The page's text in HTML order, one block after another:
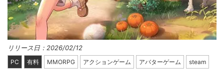
リリース日：2026/02/12
PC 有料 MMORPG アクションゲーム アバターゲーム steam